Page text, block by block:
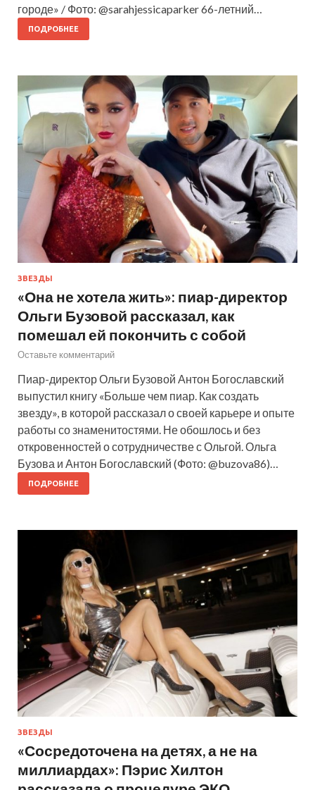
городе» / Фото: @sarahjessicaparker 66-летний…
ПОДРОБНЕЕ
ЗВЕЗДЫ
«Она не хотела жить»: пиар-директор
Ольги Бузовой рассказал, как
помешал ей покончить с собой
Оставьте комментарий
Пиар-директор Ольги Бузовой Антон Богославский
выпустил книгу «Больше чем пиар. Как создать
звезду», в которой рассказал о своей карьере и опыте
работы со знаменитостями. Не обошлось и без
откровенностей о сотрудничестве с Ольгой. Ольга
Бузова и Антон Богославский (Фото: @buzova86)…
ПОДРОБНЕЕ
ЗВЕЗДЫ
«Сосредоточена на детях, а не на
миллиардах»: Пэрис Хилтон